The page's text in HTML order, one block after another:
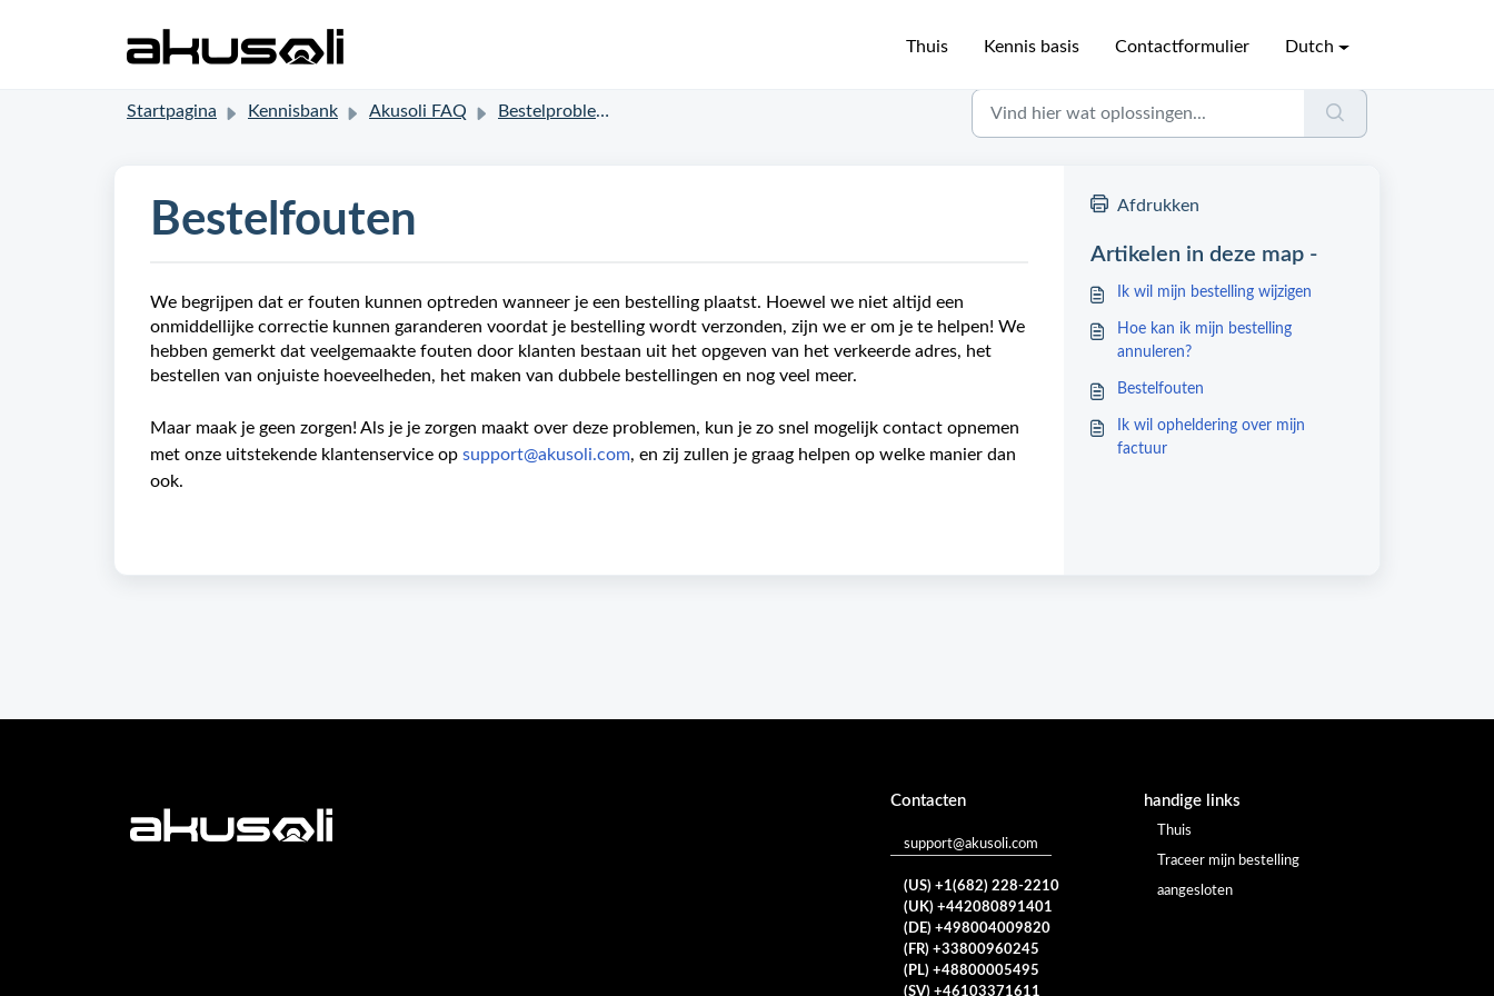
Thuis Kennis basis Contactformulier Dutch
Startpagina Kennisbank Akusoli FAQ Bestelproblemen
Bestelfouten
We begrijpen dat er fouten kunnen optreden wanneer je een bestelling plaatst. Hoewel we niet altijd een
onmiddellijke correctie kunnen garanderen voordat je bestelling wordt verzonden, zijn we er om je te helpen! We
hebben gemerkt dat veelgemaakte fouten door klanten bestaan uit het opgeven van het verkeerde adres, het
bestellen van onjuiste hoeveelheden, het maken van dubbele bestellingen en nog veel meer.
Maar maak je geen zorgen! Als je je zorgen maakt over deze problemen, kun je zo snel mogelijk contact opnemen
met onze uitstekende klantenservice op support@akusoli.com, en zij zullen je graag helpen op welke manier dan
ook.
Afdrukken
Artikelen in deze map -
Ik wil mijn bestelling wijzigen
Hoe kan ik mijn bestelling
annuleren?
Bestelfouten
Ik wil opheldering over mijn
factuur
Contacten
support@akusoli.com
(US) +1(682) 228-2210
(UK) +442080891401
(DE) +498004009820
(FR) +33800960245
(PL) +48800005495
(SV) +46103371611
handige links
Thuis
Traceer mijn bestelling
aangesloten